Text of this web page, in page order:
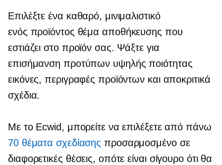
Επιλέξτε ένα καθαρό, μινιμαλιστικό
ενός προϊόντος θέμα αποθήκευσης που
εστιάζει στο προϊόν σας. Ψάξτε για
επισήμανση προτύπων υψηλής ποιότητας
εικόνες, περιγραφές προϊόντων και αποκριτικά
σχέδια.
Με το Ecwid, μπορείτε να επιλέξετε από πάνω
70 θέματα σχεδίασης προσαρμοσμένο σε
διαφορετικές θέσεις, οπότε είναι σίγουρο ότι θα